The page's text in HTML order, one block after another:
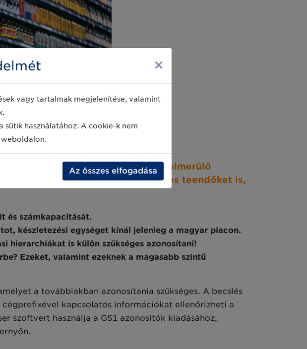
van szükség. A felmerülő
az azonosítással kapcsolatos teendőket is,
és számkapacitását.
készletezési egységet kínál jelenleg a magyar piacon.
hierarchiákat is külön szükséges azonosítani!
Ezeket, valamint ezeknek a magasabb szintű
a továbbiakban azonosítania szükséges. A becslés
kapcsolatos információkat ellenőrizheti a
szoftvert használja a GS1 azonosítók kiadásához,
×
vagy tartalmak megjelenítése, valamint
használatához. A cookie-k nem
Az összes elfogadása